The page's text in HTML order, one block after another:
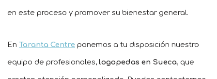
en este proceso y promover su bienestar general.
En Taranta Centre ponemos a tu disposición nuestro
equipo de profesionales, logopedas en Sueca, que